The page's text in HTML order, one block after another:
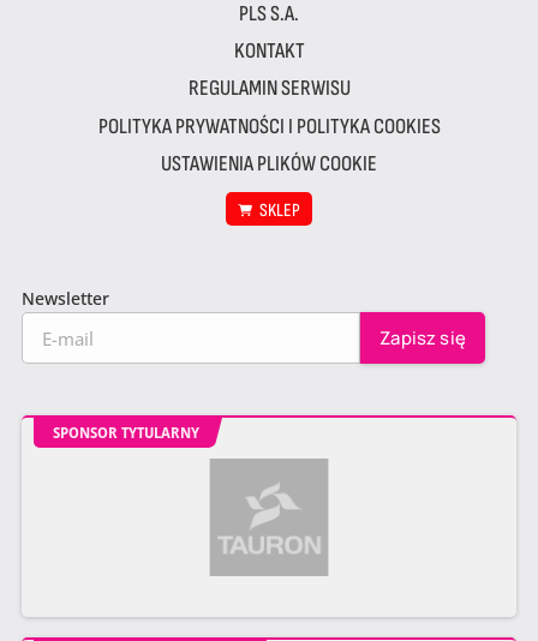
PLS S.A.
KONTAKT
REGULAMIN SERWISU
POLITYKA PRYWATNOŚCI I POLITYKA COOKIES
USTAWIENIA PLIKÓW COOKIE
SKLEP
Newsletter
SPONSOR TYTULARNY